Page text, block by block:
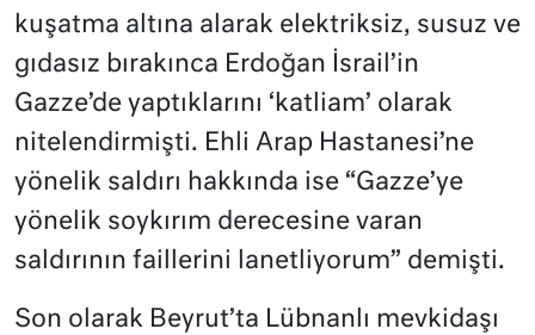
kuşatma altına alarak elektriksiz, susuz ve
gıdasız bırakınca Erdoğan İsrail’in
Gazze’de yaptıklarını ‘katliam’ olarak
nitelendirmişti. Ehli Arap Hastanesi’ne
yönelik saldırı hakkında ise “Gazze’ye
yönelik soykırım derecesine varan
saldırının faillerini lanetliyorum” demişti.
Son olarak Beyrut’ta Lübnanlı mevkidaşı